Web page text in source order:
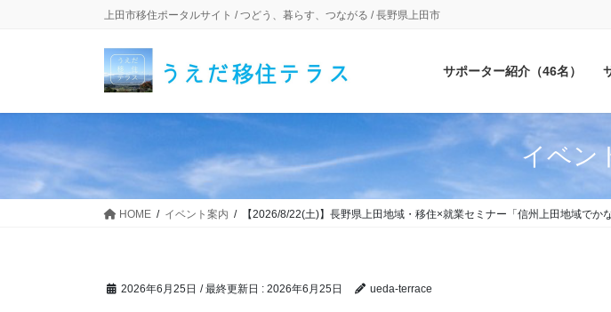
に
ョ
動
上田市移住ポータルサイト / つどう、暮らす、つながる / 長野県上田市
サポーター紹介（46名）
イベン
HOME イベント案内 【2026/8/22(土)】長野県上田地域・移住×就業セミナー「信州上田地域で
2026年6月25日 / 最終更新日 : 2026年6月25日 ueda-terrace